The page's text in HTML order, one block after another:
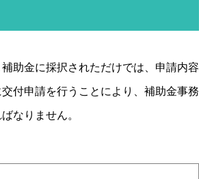
助金に採択されただけでは、申請内容
付申請を行うことにより、補助金事務
なりません。